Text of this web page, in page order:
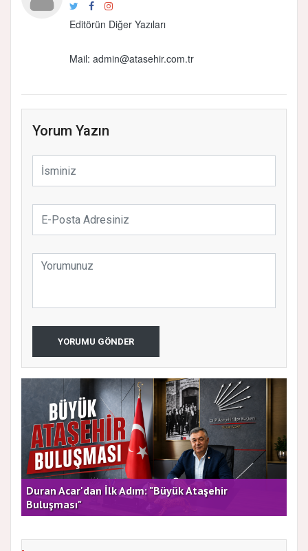
Editörün Diğer Yazıları
Mail: admin@atasehir.com.tr
Yorum Yazın
YORUMU GÖNDER
Duran Acar'dan İlk Adım: "Büyük Ataşehir
Buluşması"